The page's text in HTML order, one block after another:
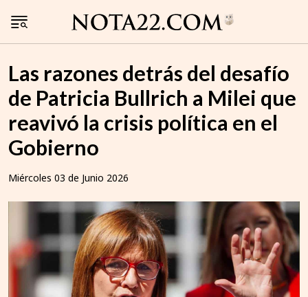
Las razones detrás del desafío
de Patricia Bullrich a Milei que
reavivó la crisis política en el
Gobierno
Miércoles 03 de Junio 2026